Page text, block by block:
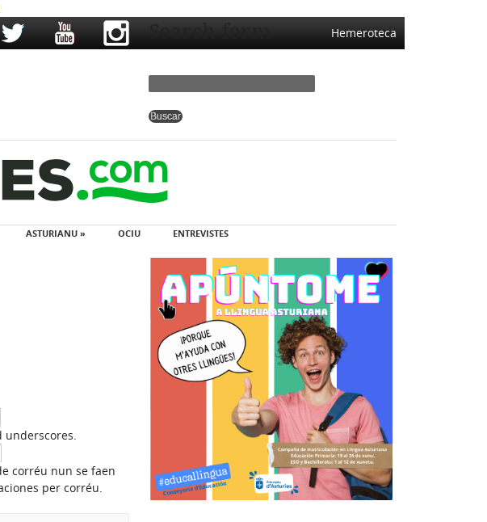
Hemeroteca
Search form
ASTURIANU » OCIU ENTREVISTES
underscores.
corréu nun se faen
per corréu.